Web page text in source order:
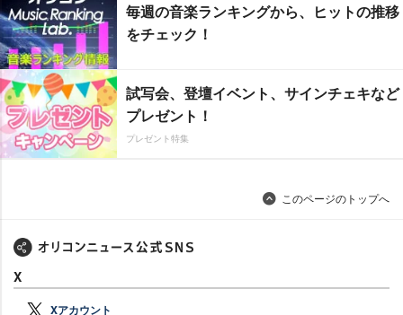
毎週の音楽ランキングから、ヒットの推移
をチェック！
試写会、登壇イベント、サインチェキなど
プレゼント！
プレゼント特集
このページのトップへ
X
Xアカウント